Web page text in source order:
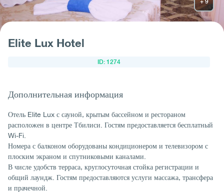
Elite Lux Hotel
ID: 1274
Дополнительная информация
Отель Elite Lux с сауной, крытым бассейном и рестораном
расположен в центре Тбилиси. Гостям предоставляется бесплатный
Wi-Fi.
Номера с балконом оборудованы кондиционером и телевизором с
плоским экраном и спутниковыми каналами.
В числе удобств терраса, круглосуточная стойка регистрации и
общий лаундж. Гостям предоставляются услуги массажа, трансфера
и прачечной.